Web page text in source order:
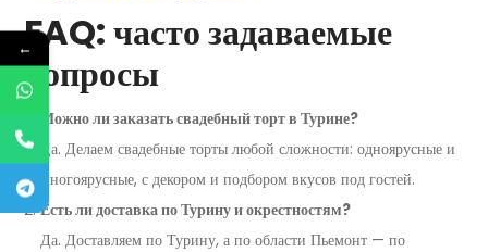
FAQ: часто задаваемые
вопросы
Можно ли заказать свадебный торт в Турине?
Да. Делаем свадебные торты любой сложности: одноярусные и
многоярусные, с декором и подбором вкусов под гостей.
Есть ли доставка по Турину и окрестностям?
Да. Доставляем по Турину, а по области Пьемонт — по
←